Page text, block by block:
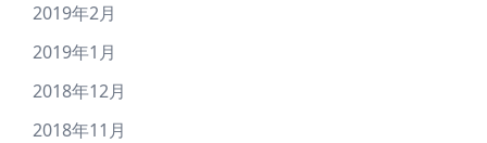
2019年2月
2019年1月
2018年12月
2018年11月